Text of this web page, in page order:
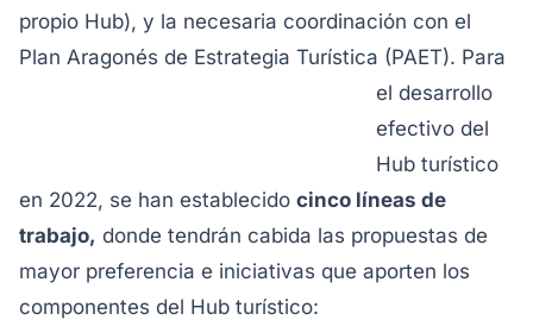
propio Hub), y la necesaria coordinación con el
Plan Aragonés de Estrategia Turística (PAET). Para
el desarrollo
efectivo del
Hub turístico
en 2022, se han establecido cinco líneas de
trabajo, donde tendrán cabida las propuestas de
mayor preferencia e iniciativas que aporten los
componentes del Hub turístico: